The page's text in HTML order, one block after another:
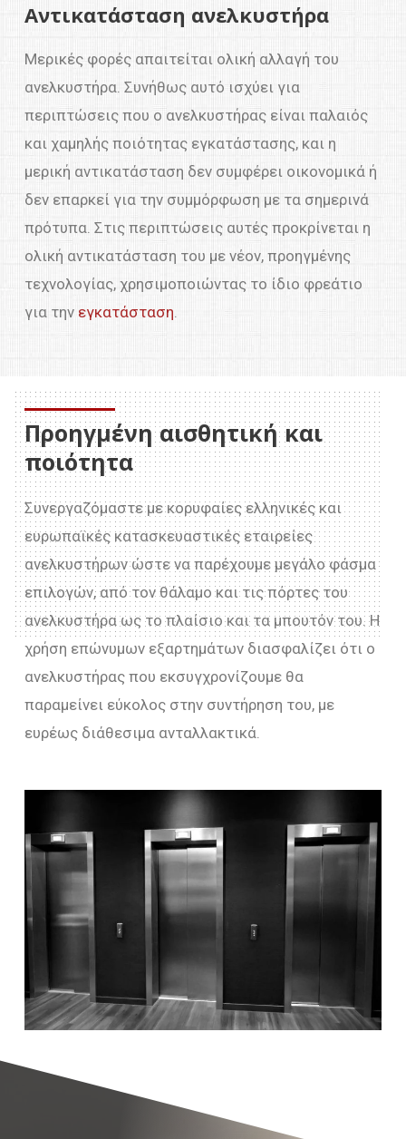
Αντικατάσταση ανελκυστήρα
Μερικές φορές απαιτείται ολική αλλαγή του
ανελκυστήρα. Συνήθως αυτό ισχύει για
περιπτώσεις που ο ανελκυστήρας είναι παλαιός
και χαμηλής ποιότητας εγκατάστασης, και η
μερική αντικατάσταση δεν συμφέρει οικονομικά ή
δεν επαρκεί για την συμμόρφωση με τα σημερινά
πρότυπα. Στις περιπτώσεις αυτές προκρίνεται η
ολική αντικατάσταση του με νέον, προηγμένης
τεχνολογίας, χρησιμοποιώντας το ίδιο φρεάτιο
για την εγκατάσταση.
Προηγμένη αισθητική και
ποιότητα
Συνεργαζόμαστε με κορυφαίες ελληνικές και
ευρωπαϊκές κατασκευαστικές εταιρείες
ανελκυστήρων ώστε να παρέχουμε μεγάλο φάσμα
επιλογών, από τον θάλαμο και τις πόρτες του
ανελκυστήρα ως το πλαίσιο και τα μπουτόν του. Η
χρήση επώνυμων εξαρτημάτων διασφαλίζει ότι ο
ανελκυστήρας που εκσυγχρονίζουμε θα
παραμείνει εύκολος στην συντήρηση του, με
ευρέως διάθεσιμα ανταλλακτικά.